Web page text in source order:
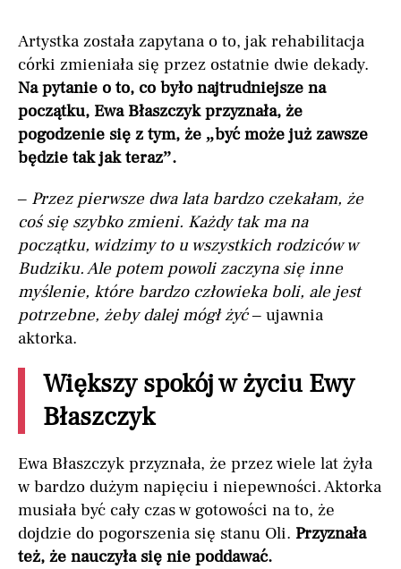
Artystka została zapytana o to, jak rehabilitacja
córki zmieniała się przez ostatnie dwie dekady.
Na pytanie o to, co było najtrudniejsze na
początku, Ewa Błaszczyk przyznała, że
pogodzenie się z tym, że „być może już zawsze
będzie tak jak teraz”.
– Przez pierwsze dwa lata bardzo czekałam, że
coś się szybko zmieni. Każdy tak ma na
początku, widzimy to u wszystkich rodziców w
Budziku. Ale potem powoli zaczyna się inne
myślenie, które bardzo człowieka boli, ale jest
potrzebne, żeby dalej mógł żyć– ujawnia
aktorka.
Większy spokój w życiu Ewy
Błaszczyk
Ewa Błaszczyk przyznała, że przez wiele lat żyła
w bardzo dużym napięciu i niepewności. Aktorka
musiała być cały czas w gotowości na to, że
dojdzie do pogorszenia się stanu Oli. Przyznała
też, że nauczyła się nie poddawać.